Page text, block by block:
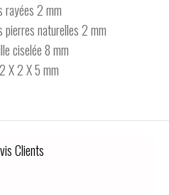
rayées 2 mm
pierres naturelles 2 mm
ciselée 8 mm
X 2 X 5 mm
Clients